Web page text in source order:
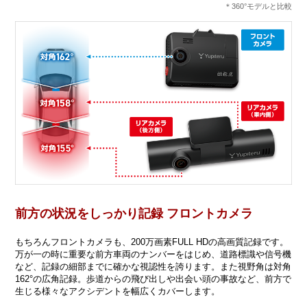
＊360°モデルと比較
前方の状況をしっかり記録 フロントカメラ
もちろんフロントカメラも、200万画素FULL HDの高画質記録です。
万が一の時に重要な前方車両のナンバーをはじめ、道路標識や信号機
など、記録の細部までに確かな視認性を誇ります。また視野角は対角
162°の広角記録。歩道からの飛び出しや出会い頭の事故など、前方で
生じる様々なアクシデントを幅広くカバーします。